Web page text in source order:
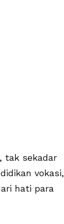
tak sekadar
vokasi,
hati para